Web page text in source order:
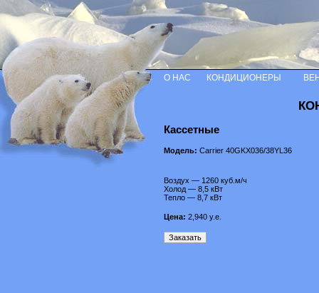
Кассетные
Модель: Carrier 40GKX036/38YL36
Воздух — 1260 куб.м/ч
Холод — 8,5 кВт
Тепло — 8,7 кВт
Цена: 2,940 у.е.
О НАС КОНДИЦИОНЕРЫ